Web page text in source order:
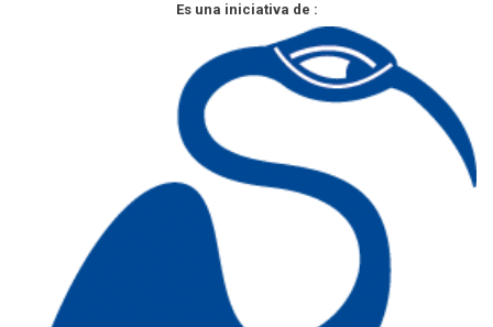
Es una iniciativa de :